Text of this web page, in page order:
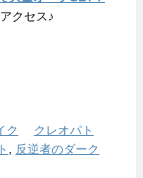
クセス♪
ク
クレオパト
, 反逆者のダーク